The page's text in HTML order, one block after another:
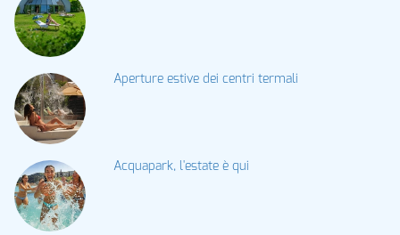
Aperture estive dei centri termali
Acquapark, l'estate è qui